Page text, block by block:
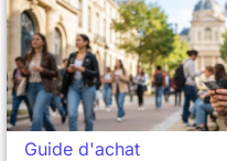
Guide d'achat